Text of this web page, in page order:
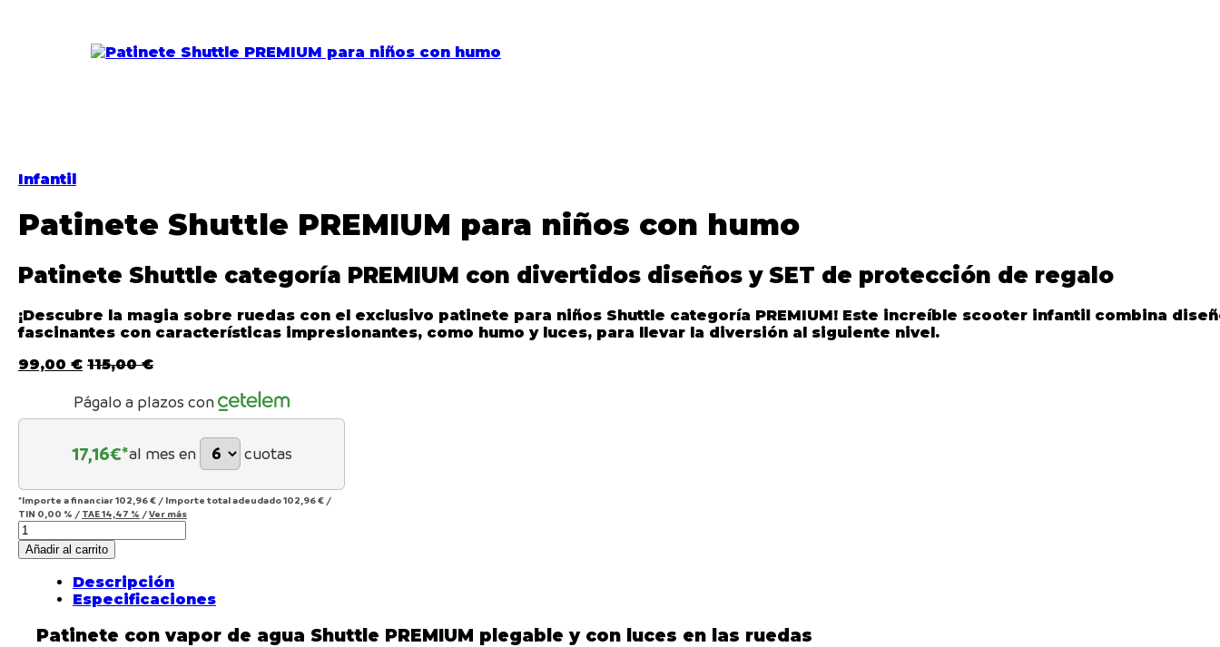
Infantil
Patinete Shuttle PREMIUM para niños con humo
Patinete Shuttle categoría PREMIUM con divertidos diseños y SET de protección de regalo
¡Descubre la magia sobre ruedas con el exclusivo patinete para niños Shuttle categoría PREMIUM! Este increíble scooter infantil combina
fascinantes con características impresionantes, como humo y luces, para llevar la diversión al siguiente nivel.
99,00 € 115,00€
Págalo a plazos con
17,16€*al mes en cuotas
*Importe a financiar102,96 € / Importe total adeudado102,96 € /
TIN 0,00 % / TAE14,47 % /Ver más
Añadir al carrito
Descripción
Especificaciones
Patinete con vapor de agua Shuttle PREMIUM plegable y con luces en las ruedas